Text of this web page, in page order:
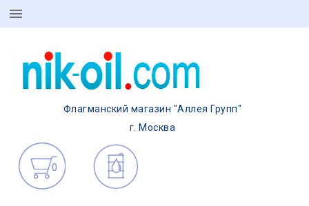
Флагманский магазин "Аллея Групп"
г. Москва
0